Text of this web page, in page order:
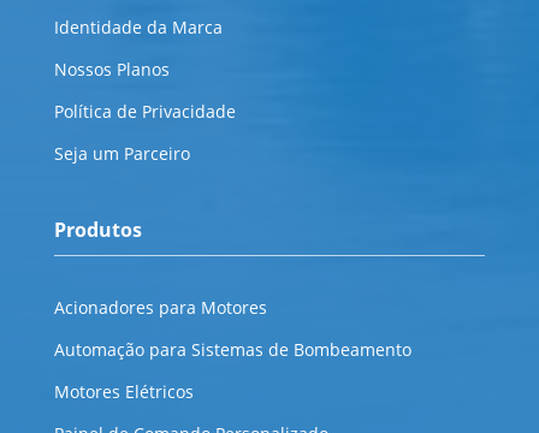
Identidade da Marca
Nossos Planos
Política de Privacidade
Seja um Parceiro
Produtos
Acionadores para Motores
Automação para Sistemas de Bombeamento
Motores Elétricos